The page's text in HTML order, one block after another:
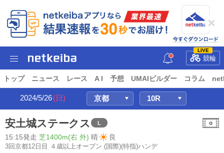
LIVE
競輪
トップ ニュース レース A I 予想 UMAIビルダー コラム
2024/5/26(日)
安土城ステークス L
15:15発走 芝1400m(右 外) 晴 良
3回京都12日目 ４歳以上オープン (国際)(特指)ハンデ